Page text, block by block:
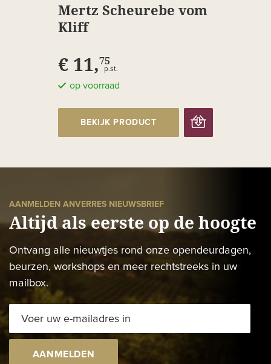
Mertz Scheurebe vom
Kliff
€ 11,75
p.st.
op voorraad
BEKIJK PRODUCT
AANMELDEN ANVERRES NIEUWSBRIEF
Altijd als eerste op de hoogte
Ontvang alle nieuwtjes rond onze opendeurdagen,
beurzen, workshops en meer rechtstreeks in uw
mailbox.
AANMELDEN